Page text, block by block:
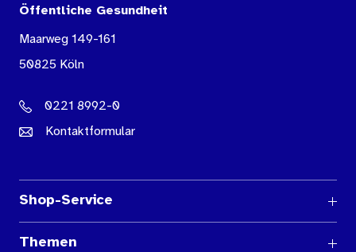
Öffentliche Gesundheit
Maarweg 149-161
50825 Köln
0221 8992-0
Kontaktformular
Shop-Service
Themen